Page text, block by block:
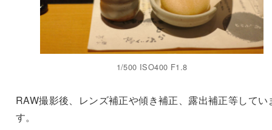
1/500 ISO400 F1.8
RAW撮影後、レンズ補正や傾き補正、露出補正等してい
す。